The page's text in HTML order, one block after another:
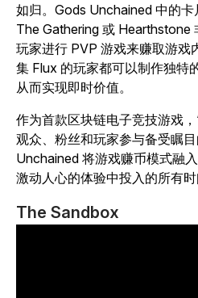
如归。Gods Unchained 中的
The Gathering 或 Hearthstone
玩家进行 PVP 游戏来赚取游戏
集 Flux 的玩家都可以制作独特
从而实现即时价值。
作为首款区块链电子竞技游戏
观众、粉丝和玩家参与备受瞩
Unchained 将游戏赚币模式融
激动人心的体验中投入的所有时
The Sandbox